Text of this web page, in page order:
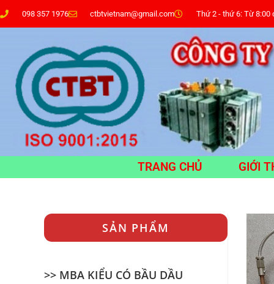
098 357 1976 ctbtvietnam@gmail.com Thứ 2 - thứ 6: Từ 8:00
TRANG CHỦ GIỚI
SẢN PHẨM
>> MBA KIỂU CÓ BẦU DẦU